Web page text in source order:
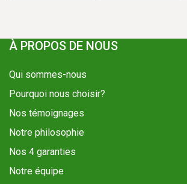
À PROPOS DE NOUS
Qui sommes-nous
Pourquoi nous choisir?
Nos témoignages
Notre philosophie
Nos 4 garanties
Notre équipe